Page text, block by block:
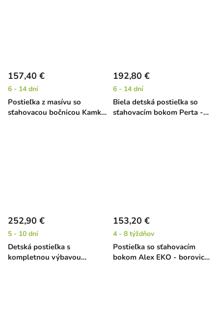
Postieľka z masívu so
sťahovacou bočnicou Kamka
157,40 €
6 - 14 dní
Biela detská postieľka so
sťahovacím bokom Perta -
192,80 €
6 - 14 dní
Detská postieľka s
kompletnou výbavou
252,90 €
5 - 10 dní
Postieľka so sťahovacím
bokom Alex EKO - borovica,
153,20 €
4 - 8 týždňov